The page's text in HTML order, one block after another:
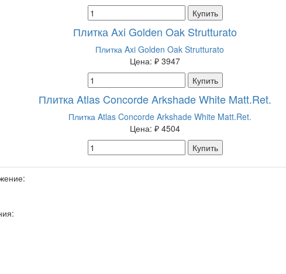
Купить
Плитка Axi Golden Oak Strutturato
Цена: ₽ 3947
Купить
Плитка Atlas Concorde Arkshade White Matt.Ret.
Цена: ₽ 4504
Купить